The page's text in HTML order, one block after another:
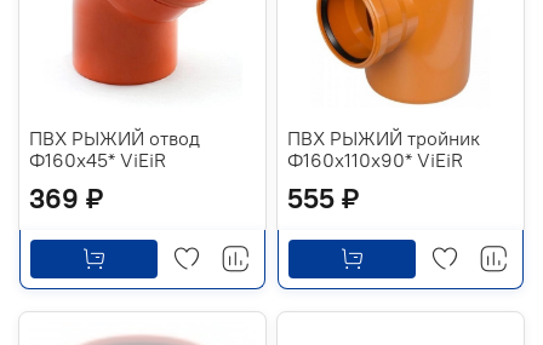
ПВХ РЫЖИЙ отвод
Ф160х45* ViEiR
369 ₽
ПВХ РЫЖИЙ тройник
Ф160х110х90* ViEiR
555 ₽